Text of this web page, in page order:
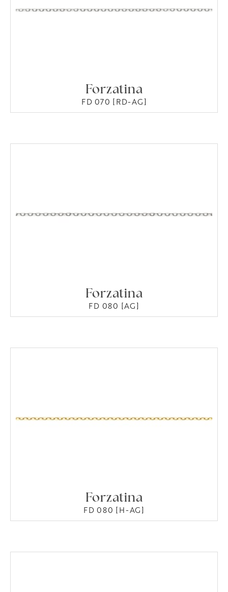
Forzatina
FD 070 [RD-AG]
Forzatina
FD 080 [AG]
Forzatina
FD 080 [H-AG]